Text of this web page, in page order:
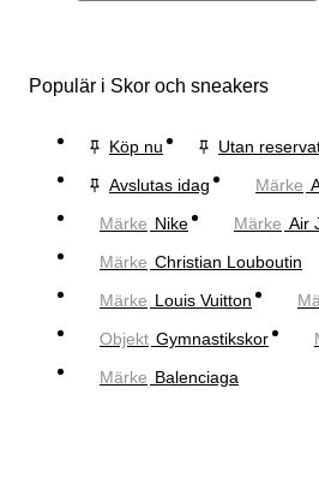
Populär i Skor och sneakers
Köp nu
Utan
Avslutas idag
Märke
Märke Nike Märke Air
Märke Christian Louboutin
Märke Louis Vuitton
Objekt Gymnastikskor
Märke Balenciaga